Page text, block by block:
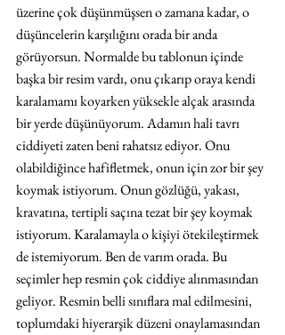
üzerine çok düşünmüşsen o zamana kadar, o
düşüncelerin karşılığını orada bir anda
görüyorsun. Normalde bu tablonun içinde
başka bir resim vardı, onu çıkarıp oraya kendi
karalamamı koyarken yüksekle alçak arasında
bir yerde düşünüyorum. Adamın hali tavrı
ciddiyeti zaten beni rahatsız ediyor. Onu
olabildiğince hafifletmek, onun için zor bir şey
koymak istiyorum. Onun gözlüğü, yakası,
kravatına, tertipli saçına tezat bir şey koymak
istiyorum. Karalamayla o kişiyi ötekileştirmek
de istemiyorum. Ben de varım orada. Bu
seçimler hep resmin çok ciddiye alınmasından
geliyor. Resmin belli sınıflara mal edilmesini,
toplumdaki hiyerarşik düzeni onaylamasından